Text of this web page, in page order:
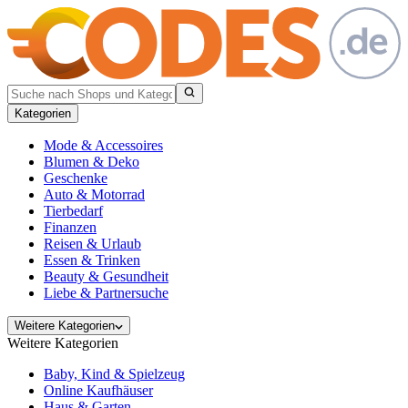
Kategorien
Mode & Accessoires
Blumen & Deko
Geschenke
Auto & Motorrad
Tierbedarf
Finanzen
Reisen & Urlaub
Essen & Trinken
Beauty & Gesundheit
Liebe & Partnersuche
Weitere Kategorien
Weitere Kategorien
Baby, Kind & Spielzeug
Online Kaufhäuser